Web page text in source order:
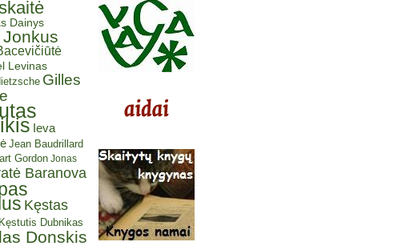
Dainys
Levinas
Gilles
Ieva
Jean Baudrillard
Gordon Jonas
Baranova
Kęstas
Kęstutis Dubnikas
Donskis